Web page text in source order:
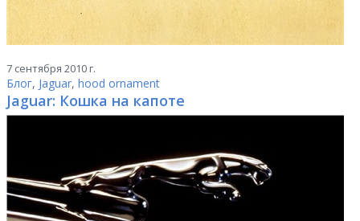
7 сентября 2010 г.
Блог, Jaguar, hood ornament
Jaguar: Кошка на капоте